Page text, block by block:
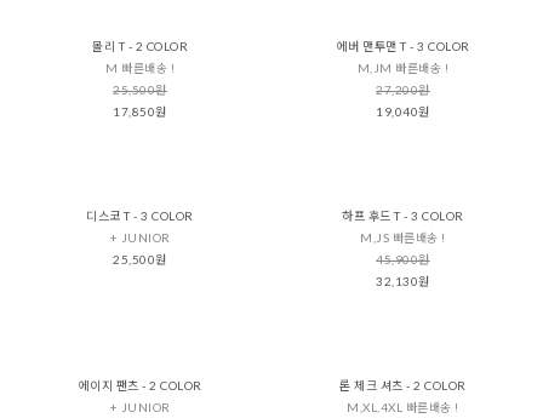
몰리 T - 2 COLOR
M 빠른배송 !
25,500원
17,850원
에버 맨투맨 T - 3 COLOR
M,JM 빠른배송 !
27,200원
19,040원
디스코 T - 3 COLOR
+ JUNIOR
25,500원
하프 후드 T - 3 COLOR
M,JS 빠른배송 !
45,900원
32,130원
에이지 팬츠 - 2 COLOR
+ JUNIOR
론 체크 셔츠 - 2 COLOR
M,XL,4XL 빠른배송 !